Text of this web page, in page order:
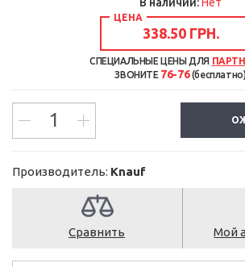
ЦЕНА
338.50 ГРН.
СПЕЦИАЛЬНЫЕ ЦЕНЫ ДЛЯ
ЗВОНИТЕ 76-76
Производитель: Knauf
Сравнить Мой